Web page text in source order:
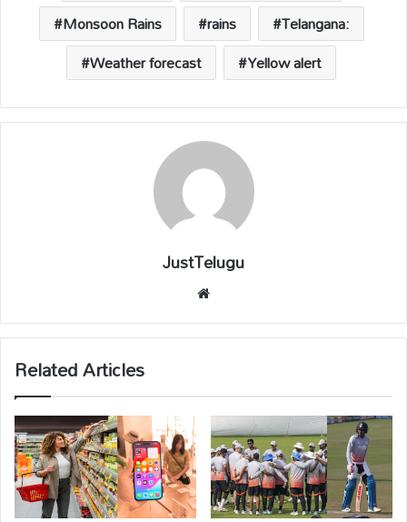
Monsoon Rains
rains
Telangana:
Weather forecast
Yellow alert
JustTelugu
te
Related Articles